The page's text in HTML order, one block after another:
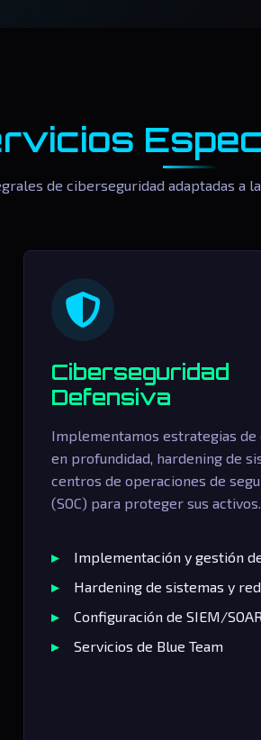
de ciberseguridad adaptadas a
Ciberseguridad
Defensiva
Implementamos estrategias de
en profundidad, hardening de
centros de operaciones de
(SOC) para proteger sus activos.
Implementación y gestión de
Hardening de sistemas y
Configuración de SIEM/SOAR
Servicios de Blue Team